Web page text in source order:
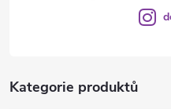
Kategorie produktů